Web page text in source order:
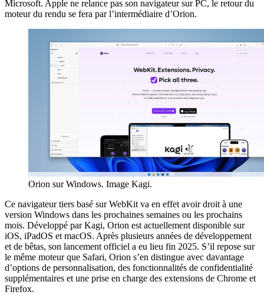
Microsoft. Apple ne relance pas son navigateur sur PC, le retour du
moteur du rendu se fera par l’intermédiaire d’Orion.
Orion sur Windows. Image Kagi.
Ce navigateur tiers basé sur WebKit va en effet avoir droit à une
version Windows dans les prochaines semaines ou les prochains
mois. Développé par Kagi, Orion est actuellement disponible sur
iOS, iPadOS et macOS. Après plusieurs années de développement
et de bêtas, son lancement officiel a eu lieu fin 2025. S’il repose sur
le même moteur que Safari, Orion s’en distingue avec davantage
d’options de personnalisation, des fonctionnalités de confidentialité
supplémentaires et une prise en charge des extensions de Chrome et
Firefox.